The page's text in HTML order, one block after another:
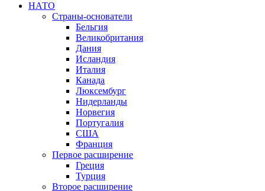
НАТО
Страны-основатели
Бельгия
Великобритания
Дания
Исландия
Италия
Канада
Люксембург
Нидерланды
Норвегия
Португалия
США
Франция
Первое расширение
Греция
Турция
Второе расширение